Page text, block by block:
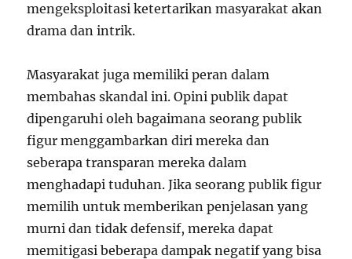
mengeksploitasi ketertarikan masyarakat akan
drama dan intrik.
Masyarakat juga memiliki peran dalam
membahas skandal ini. Opini publik dapat
dipengaruhi oleh bagaimana seorang publik
figur menggambarkan diri mereka dan
seberapa transparan mereka dalam
menghadapi tuduhan. Jika seorang publik figur
memilih untuk memberikan penjelasan yang
murni dan tidak defensif, mereka dapat
memitigasi beberapa dampak negatif yang bisa